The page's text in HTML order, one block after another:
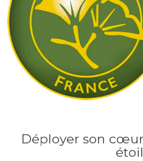
Déployer son